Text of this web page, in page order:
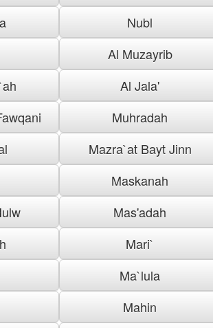
Nubl
Al Muzayrib
Al Jala'
Muhradah
Mazra`at Bayt Jinn
Maskanah
Mas'adah
Mari`
Ma`lula
Mahin